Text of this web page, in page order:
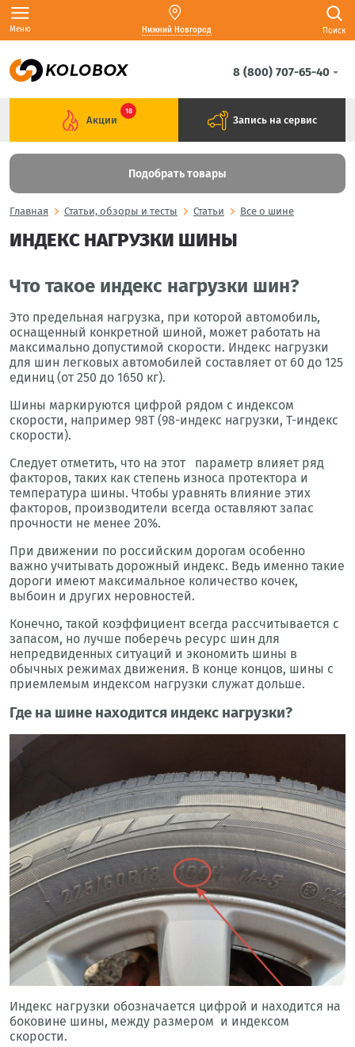
Меню Нижний Новгород Поиск
8 (800) 707-65-40
Акции
18
Запись на сервис
Подобрать товары
Главная Статьи, обзоры и тесты Статьи Все о шине
ИНДЕКС НАГРУЗКИ ШИНЫ
Что такое индекс нагрузки шин?
Это предельная нагрузка, при которой автомобиль,
оснащенный конкретной шиной, может работать на
максимально допустимой скорости. Индекс нагрузки
для шин легковых автомобилей составляет от 60 до 125
единиц (от 250 до 1650 кг).
Шины маркируются цифрой рядом с индексом
скорости, например 98T (98-индекс нагрузки, T-индекс
скорости).
Следует отметить, что на этот параметр влияет ряд
факторов, таких как степень износа протектора и
температура шины. Чтобы уравнять влияние этих
факторов, производители всегда оставляют запас
прочности не менее 20%.
При движении по российским дорогам особенно
важно учитывать дорожный индекс. Ведь именно такие
дороги имеют максимальное количество кочек,
выбоин и других неровностей.
Конечно, такой коэффициент всегда рассчитывается с
запасом, но лучше поберечь ресурс шин для
непредвиденных ситуаций и экономить шины в
обычных режимах движения. В конце концов, шины с
приемлемым индексом нагрузки служат дольше.
Где на шине находится индекс нагрузки?
Индекс нагрузки обозначается цифрой и находится на
боковине шины, между размером и индексом
скорости.